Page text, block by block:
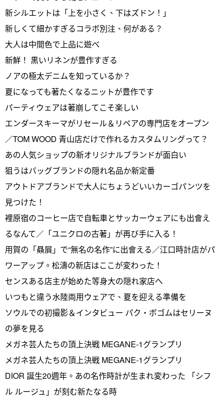
新シルエットは「上を小さく、下はズドン！」
新しくて細かすぎるコラボ別注、何がある？
大人は中間色で上品に遊べ
新鮮！ 黒いリネンが豊作すぎる
ノアの極太デニムを知っているか？
夏になっても著たくなるニットが豊作です
パーティウェアは著崩してこそ楽しい
エンダースキーマがリセール＆リペアの専門店をオープン
／TOM WOOD 青山店だけで作れるカスタムリングって？
あの人気ショップの新オリジナルブランドが面白い
狙うはバッグブランドの隠れ名品か新定番
アウトドアブランドで大人にちょうどいいカーゴパンツを
見つけた！
裡原宿のコーヒー店で自転車とサッカーウェアにも出會え
るなんて／「ユニクロの古著」が再び手に入る！
用賀の「贔屓」で“無名の名作”に出會える／江口時計店がパ
ワーアップ。松濤の新店はここが変わった！
センスある店主が始めた等身大の隠れ家店へ
いつもと違う水陸両用ウェアで、夏を迎える準備を
ソウルでの初撮影＆インタビュー パク・ボゴムはセリーヌ
の夢を見る
メガネ芸人たちの頂上決戦 MEGANE-1グランプリ
メガネ芸人たちの頂上決戦 MEGANE-1グランプリ
DIOR 誕生20週年。あの名作時計が生まれ変わった 「シフ
ル ルージュ」が刻む新たなる時